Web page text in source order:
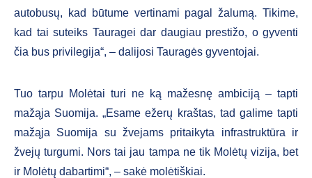
autobusų, kad būtume vertinami pagal žalumą. Tikime,
kad tai suteiks Tauragei dar daugiau prestižo, o gyventi
čia bus privilegija“, – dalijosi Tauragės gyventojai.
Tuo tarpu Molėtai turi ne ką mažesnę ambiciją – tapti
mažąja Suomija. „Esame ežerų kraštas, tad galime tapti
mažąja Suomija su žvejams pritaikyta infrastruktūra ir
žvejų turgumi. Nors tai jau tampa ne tik Molėtų vizija, bet
ir Molėtų dabartimi“, – sakė molėtiškiai.